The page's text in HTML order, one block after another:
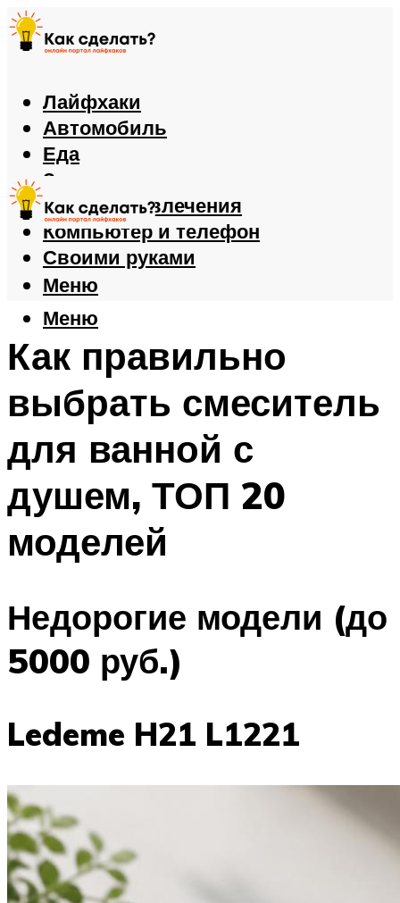
Лайфхаки
Автомобиль
Еда
Здоровье
Игры и развлечения
Компьютер и телефон
Своими руками
Меню
Меню
Как правильно
выбрать смеситель
для ванной с
душем, ТОП 20
моделей
Недорогие модели (до
5000 руб.)
Ledeme H21 L1221